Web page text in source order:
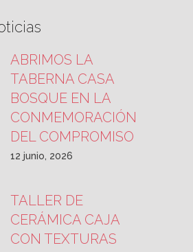
ABRIMOS LA
TABERNA CASA
BOSQUE EN LA
CONMEMORACIÓN
DEL COMPROMISO
12 junio, 2026
TALLER DE
CERÁMICA CAJA
CON TEXTURAS